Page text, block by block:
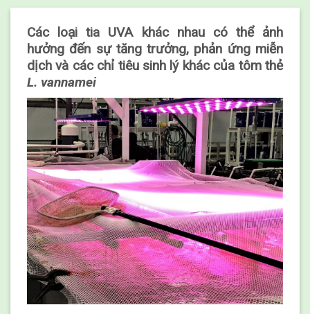
Các loại tia UVA khác nhau có thể ảnh
hưởng đến sự tăng trưởng, phản ứng miễn
dịch và các chỉ tiêu sinh lý khác của tôm thẻ
L. vannamei